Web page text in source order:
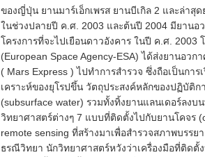
ของญี่ปุ่น ยานมาร์เอ็กเพรส ยานบีเกิล 2 และล่าสุ
ในช่วงปลายปี ค.ศ. 2003 และต้นปี 2004 มียานอ
โครงการที่จะไปเยือนดาวอังคาร ในปี ค.ศ. 2003
(European Space Agency-ESA) ได้ส่งยานอวก
( Mars Express ) ไปทำการสำรวจ ซึ่งถือเป็นกา
เคราะห์ของยุโรปขึ้น วัตถุประสงค์หลักของปฏิบัติ
(subsurface water) รวมทั้งทิ้งยานแลนเดอร์ลงบ
วิทยาศาสตร์ต่างๆ 7 แบบที่ติดตั้งไปกับยานโคจร
remote sensing ที่สร้างมาเพื่อสำรวจสภาพบรร
ธรณีวิทยา นักวิทยาศาสตร์หวังว่าเครื่องมือที่ติดตั้